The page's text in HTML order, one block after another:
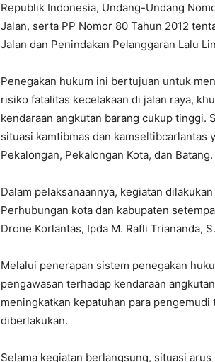
Republik Indonesia, Undang-Undang
Jalan, serta PP Nomor 80 Tahun 2012
Jalan dan Penindakan Pelanggaran Lalu
Penegakan hukum ini bertujuan untuk
risiko fatalitas kecelakaan di jalan raya,
kendaraan angkutan barang cukup tinggi.
situasi kamtibmas dan kamseltibcarlantas
Pekalongan, Pekalongan Kota, dan Batang.
Dalam pelaksanaannya, kegiatan
Perhubungan kota dan kabupaten
Drone Korlantas, Ipda M. Rafli Triananda,
Melalui penerapan sistem penegakan
pengawasan terhadap kendaraan
meningkatkan kepatuhan para
diberlakukan.
Selama kegiatan berlangsung, situasi